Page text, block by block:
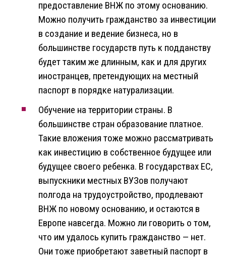
предоставление ВНЖ по этому основанию.
Можно получить гражданство за инвестиции
в создание и ведение бизнеса, но в
большинстве государств путь к подданству
будет таким же длинным, как и для других
иностранцев, претендующих на местный
паспорт в порядке натурализации.
Обучение на территории страны. В
большинстве стран образование платное.
Такие вложения тоже можно рассматривать
как инвестицию в собственное будущее или
будущее своего ребенка. В государствах ЕС,
выпускники местных ВУЗов получают
полгода на трудоустройство, продлевают
ВНЖ по новому основанию, и остаются в
Европе навсегда. Можно ли говорить о том,
что им удалось купить гражданство — нет.
Они тоже приобретают заветный паспорт в